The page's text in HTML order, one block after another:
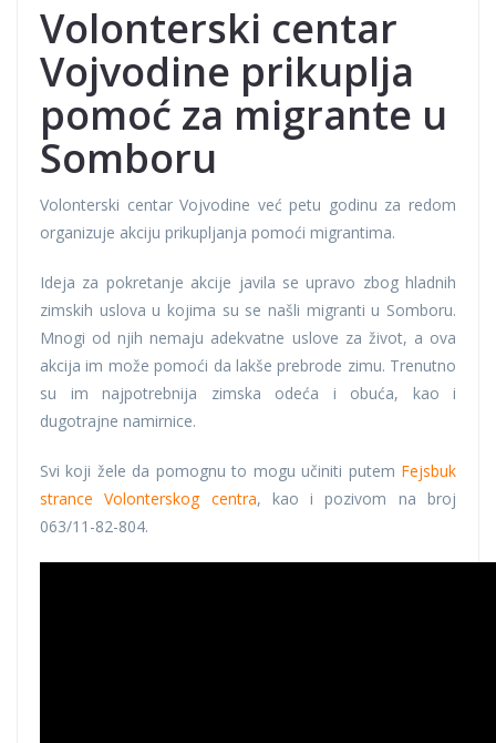
Volonterski centar
Vojvodine prikuplja
pomoć za migrante u
Somboru
Volonterski centar Vojvodine već petu godinu za redom
organizuje akciju prikupljanja pomoći migrantima.
Ideja za pokretanje akcije javila se upravo zbog hladnih
zimskih uslova u kojima su se našli migranti u Somboru.
Mnogi od njih nemaju adekvatne uslove za život, a ova
akcija im može pomoći da lakše prebrode zimu. Trenutno
su im najpotrebnija zimska odeća i obuća, kao i
dugotrajne namirnice.
Svi koji žele da pomognu to mogu učiniti putem Fejsbuk
strance Volonterskog centra, kao i pozivom na broj
063/11-82-804.